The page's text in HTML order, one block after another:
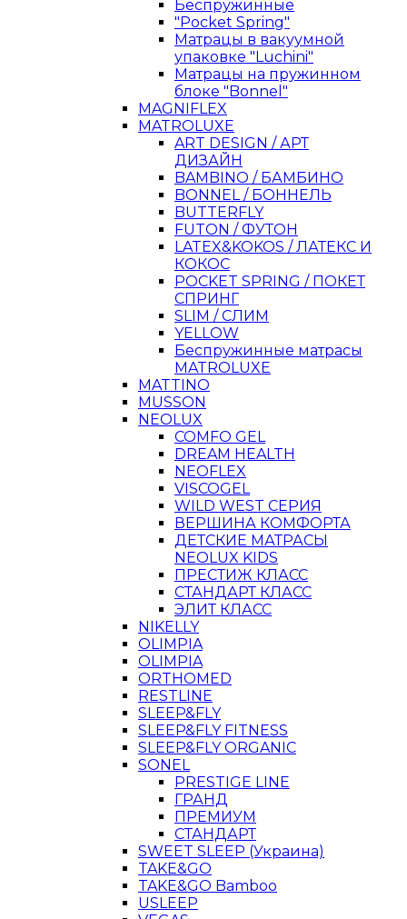
Беспружинные
"Pocket Spring"
Матрацы в вакуумной
упаковке "Luchini"
Матрацы на пружинном
блоке "Bonnel"
MAGNIFLEX
MATROLUXE
ART DESIGN / АРТ
ДИЗАЙН
BAMBINO / БАМБИНО
BONNEL / БОННЕЛЬ
BUTTERFLY
FUTON / ФУТОН
LATEX&KOKOS / ЛАТЕКС И
КОКОС
POCKET SPRING / ПОКЕТ
СПРИНГ
SLIM / СЛИМ
YELLOW
Беспружинные матрасы
MATROLUXE
MATTINO
MUSSON
NEOLUX
COMFO GEL
DREAM HEALTH
NEOFLEX
VISCOGEL
WILD WEST СЕРИЯ
ВЕРШИНА КОМФОРТА
ДЕТСКИЕ МАТРАСЫ
NEOLUX KIDS
ПРЕСТИЖ КЛАСС
СТАНДАРТ КЛАСС
ЭЛИТ КЛАСС
NIKELLY
OLIMPIA
OLIMPIA
ORTHOMED
RESTLINE
SLEEP&FLY
SLEEP&FLY FITNESS
SLEEP&FLY ORGANIC
SONEL
PRESTIGE LINE
ГРАНД
ПРЕМИУМ
СТАНДАРТ
SWEET SLEEP (Украина)
TAKE&GO
TAKE&GO Bamboo
USLEEP